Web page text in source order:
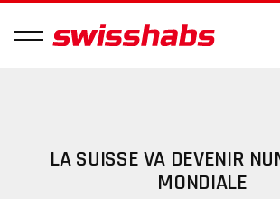
LA SUISSE VA DEVENIR
MONDIALE